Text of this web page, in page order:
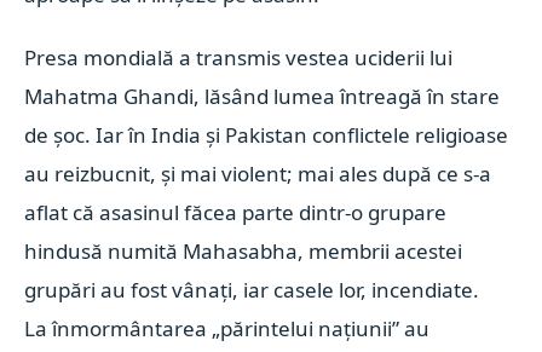
Presa mondială a transmis vestea uciderii lui
Mahatma Ghandi, lăsând lumea întreagă în stare
de şoc. Iar în India şi Pakistan conflictele religioase
au reizbucnit, şi mai violent; mai ales după ce s-a
aflat că asasinul făcea parte dintr-o grupare
hindusă numită Mahasabha, membrii acestei
grupări au fost vânaţi, iar casele lor, incendiate.
La înmormântarea „părintelui naţiunii” au